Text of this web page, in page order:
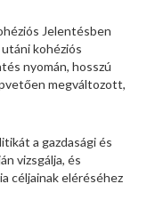
Jelentésben
kohéziós
nyomán, hosszú
megváltozott,
a gazdasági és
vizsgálja, és
céljainak eléréséhez